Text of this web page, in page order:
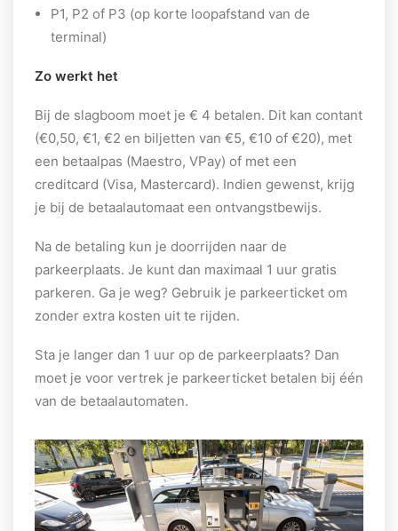
P1, P2 of P3 (op korte loopafstand van de
terminal)
Zo werkt het
Bij de slagboom moet je € 4 betalen. Dit kan contant
(€0,50, €1, €2 en biljetten van €5, €10 of €20), met
een betaalpas (Maestro, VPay) of met een
creditcard (Visa, Mastercard). Indien gewenst, krijg
je bij de betaalautomaat een ontvangstbewijs.
Na de betaling kun je doorrijden naar de
parkeerplaats. Je kunt dan maximaal 1 uur gratis
parkeren. Ga je weg? Gebruik je parkeerticket om
zonder extra kosten uit te rijden.
Sta je langer dan 1 uur op de parkeerplaats? Dan
moet je voor vertrek je parkeerticket betalen bij één
van de betaalautomaten.